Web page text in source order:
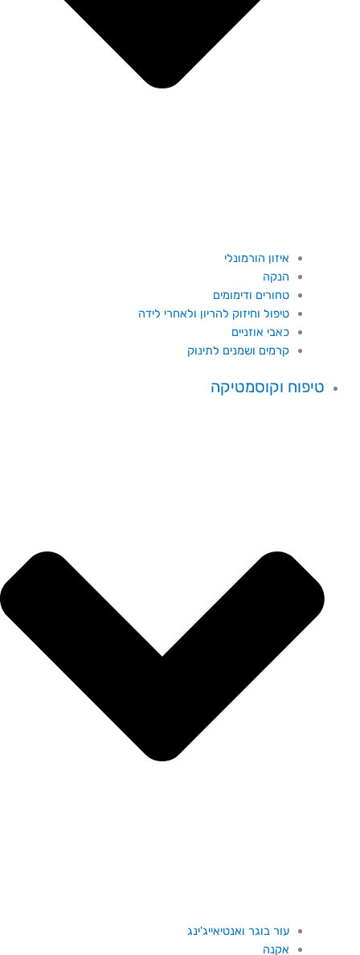
איזון הורמונלי
הנקה
טחורים ודימומים
טיפול וחיזוק להריון ולאחרי לידה
כאבי אוזניים
קרמים ושמנים לתינוק
טיפוח וקוסמטיקה
עור בוגר ואנטיאייג'ינג
אקנה